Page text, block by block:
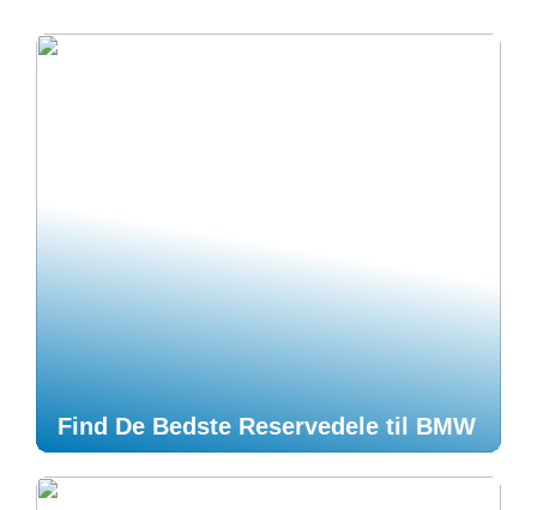
Find De Bedste Reservedele til BMW